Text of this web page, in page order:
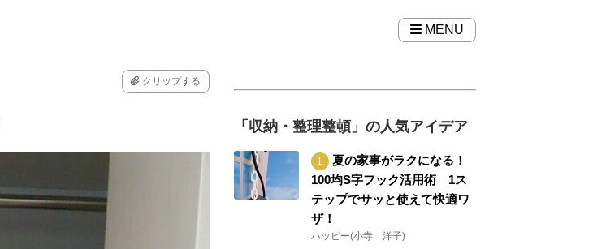
MENU
クリップする
「収納・整理整頓」の人気アイデア
夏の家事がラクになる！
100均S字フック活用術 1ス
テップでサッと使えて快適ワ
ザ！
ハッピー(小寺 洋子)